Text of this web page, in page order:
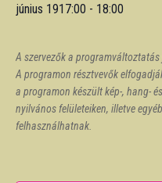
június 1917:00 - 18:00
A szervezők a
A programon résztvevők
a programon készült kép-, hang-
nyilvános felületeiken, illetve
felhasználhatnak.